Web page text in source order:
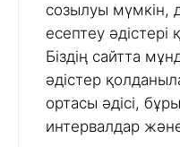
созылуы мүмкін,
есептеу
Біздің сайтта
әдістер
ортасы әдісі,
интервалдар